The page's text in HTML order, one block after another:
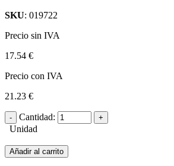
SKU: 019722
Precio sin IVA
17.54 €
Precio con IVA
21.23 €
Cantidad:
Unidad
Añadir al carrito